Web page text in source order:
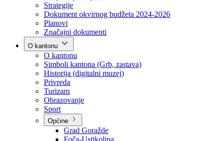
Poslovnik
Program rada Vlade
Ekspoze premijera
Strategije
Dokument okvirnog budžeta 2024-2026
Planovi
Značajni dokumenti
O kantonu
O kantonu
Simboli kantona (Grb, zastava)
Historija (digitalni muzej)
Privreda
Turizam
Obrazovanje